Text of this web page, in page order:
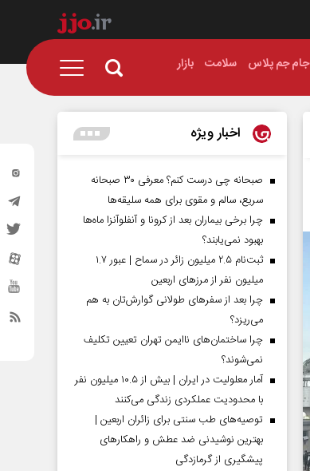
جام جم پلاس سلامت بازار
اخبار ویژه
صبحانه چی درست کنم؟ معرفی ۳۰ صبحانه
سریع، سالم و مقوی برای همه سلیقه‌ها
چرا برخی بیماران بعد از کرونا و آنفلوآنزا ماه‌ها
بهبود نمی‌یابند؟
ثبت‌نام ۲.۵ میلیون زائر در سماح | عبور ۱.۷
میلیون نفر از مرز‌های اربعین
چرا بعد از سفرهای طولانی گوارش‌تان به هم
می‌ریزد؟
چرا ساختمان‌های ناایمن تهران تعیین تکلیف
نمی‌شوند؟
آمار معلولیت در ایران | بیش از ۱۰.۵ میلیون نفر
با محدودیت عملکردی زندگی می‌کنند
توصیه‌های طب سنتی برای زائران اربعین |
بهترین نوشیدنی ضد عطش و راهکارهای
پیشگیری از گرمازدگی